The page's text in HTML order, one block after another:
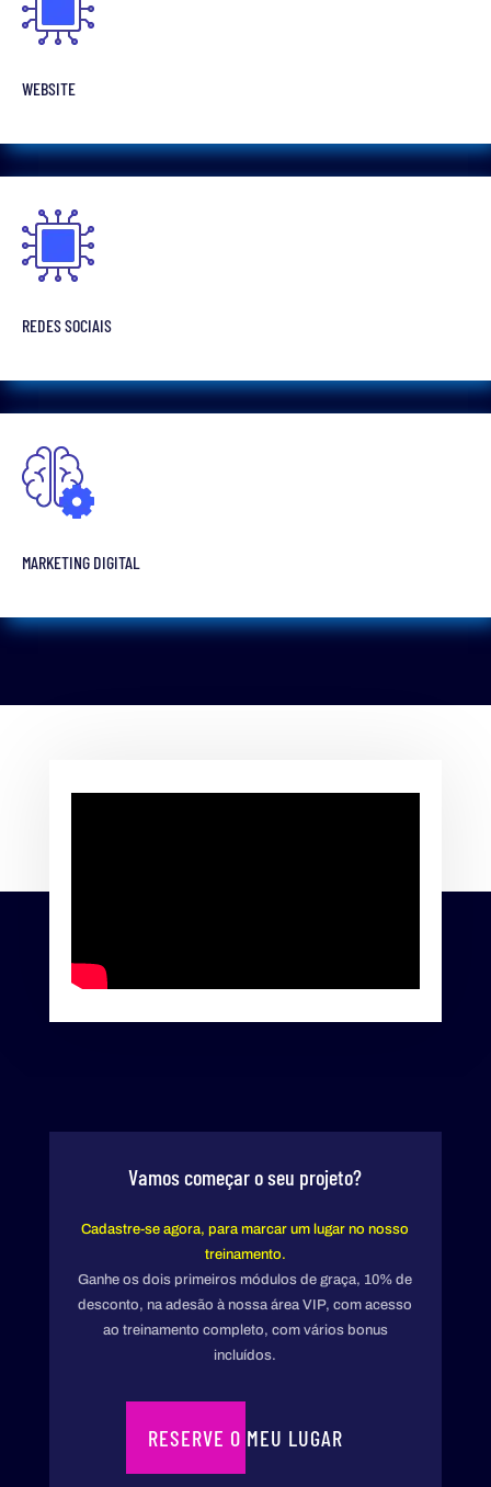
WEBSITE
REDES SOCIAIS
MARKETING DIGITAL
Vamos começar o seu projeto?
Cadastre-se agora, para marcar um lugar no nosso
treinamento.
Ganhe os dois primeiros módulos de graça, 10% de
desconto, na adesão à nossa área VIP, com acesso
ao treinamento completo, com vários bonus
incluídos.
RESERVE O MEU LUGAR